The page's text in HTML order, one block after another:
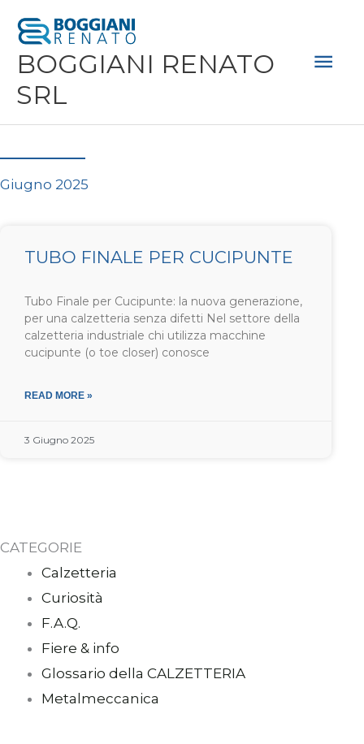
contenuto
BOGGIANI RENATO
SRL
Giugno 2025
TUBO FINALE PER CUCIPUNTE
Tubo Finale per Cucipunte: la nuova generazione,
per una calzetteria senza difetti Nel settore della
calzetteria industriale chi utilizza macchine
cucipunte (o toe closer) conosce
READ MORE »
3 Giugno 2025
CATEGORIE
Calzetteria
Curiosità
F.A.Q.
Fiere & info
Glossario della CALZETTERIA
Metalmeccanica